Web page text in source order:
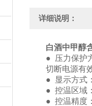
详细说明：
白酒中甲醇
● 压力保护方
切断电源有效
● 显示方式：
● 控温区域：
● 控温精度